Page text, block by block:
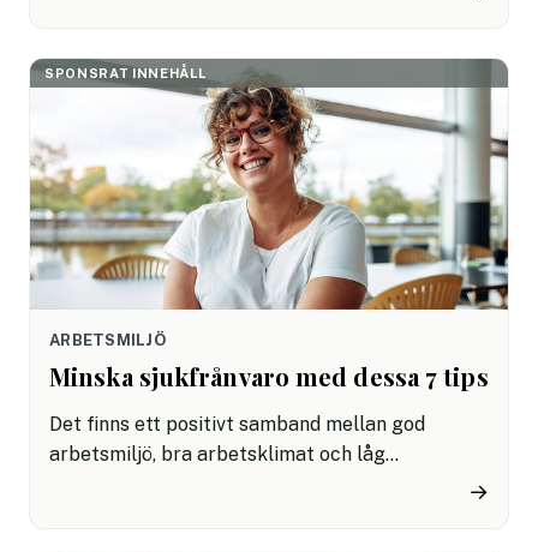
prestationsbedömningar. Trots det är säkerhet
ofta en eftertanke vid valet av HR-system.
Många företag fastnar i design, och enkelhet,
men missar en kritiska fråga: Hur väl skyddar
systemet den data vi anförtrott det?
SPONSRAT INNEHÅLL
ARBETSMILJÖ
Minska sjukfrånvaro med dessa 7 tips
Det finns ett positivt samband mellan god
arbetsmiljö, bra arbetsklimat och låg
→